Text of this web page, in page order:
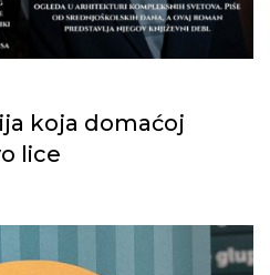
koja domaćoj
lice